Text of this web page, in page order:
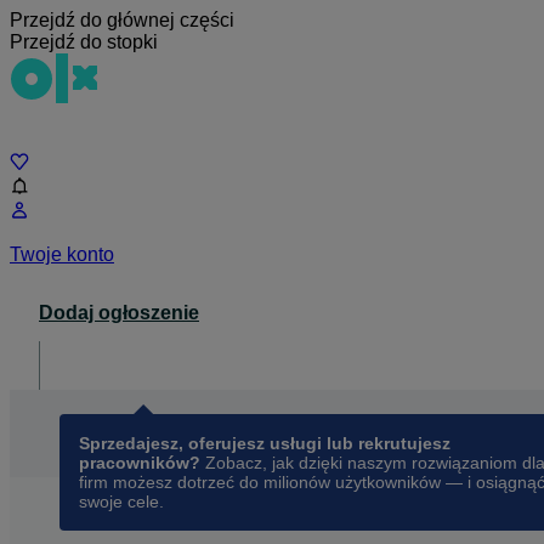
Przejdź do głównej części
Przejdź do stopki
Twoje konto
Dodaj ogłoszenie
Sprzedajesz, oferujesz usługi lub rekrutujesz
pracowników? Zobacz, jak dzięki naszym rozwiązaniom dla
firm możesz dotrzeć do milionów użytkowników — i osiągnąć
swoje cele.